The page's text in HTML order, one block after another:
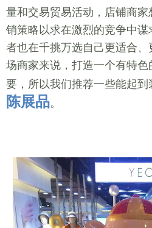
量和交易贸易活动，店铺商
销策略以求在激烈的竞争中
者也在千挑万选自己更适合
场商家来说，打造一个有特
要，所以我们推荐一些能起
陈展品。